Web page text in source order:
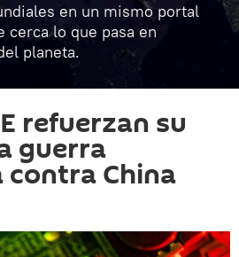
en un mismo portal
lo que pasa en
planeta.
refuerzan su
guerra
China